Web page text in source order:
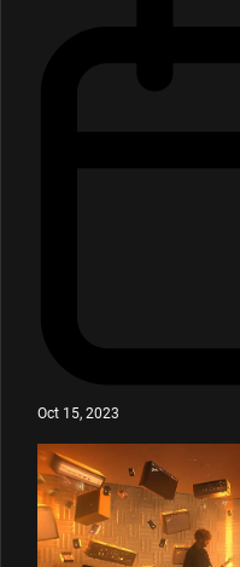
Oct 15, 2023